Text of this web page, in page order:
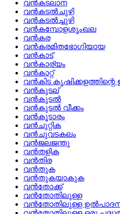
വന്‍കടലാന
വന്‍കടല്‍ചുഴി
വന്‍കടല്‍ച്ചുഴി
വന്‍കമ്പോളശൃംഖല
വന്‍കര
വന്‍കരമിതഭോഗിയായ
വന്‍കാട്
വന്‍കാര്യം
വന്‍കാറ്റ്
വന്‍കിട കൃഷിക്കളത്തിന്റെ
വന്‍കുടല്
വന്‍കുടല്‍
വന്‍കുടല്‍ വീക്കം
വന്‍കൂടാരം
വന്‍ചുറ്റിക
വന്‍ചുവടകലം
വന്‍ജലജന്തു
വന്‍തളിക
വന്‍തിര
വന്‍തുക
വന്‍തുകയാകുക
വന്‍തോക്ക്
വന്‍തോതിലുള്ള
വന്‍തോതിലുള്ള